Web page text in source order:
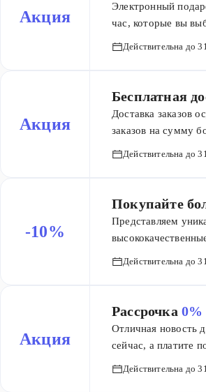
Акция
Электронный
час, которые вы
Действительна до
Акция
Бесплатная
Доставка заказов
заказов на сумму
Действительна до
-10%
Покупайте
Представляем
Действительна до
Акция
Рассрочка 0%
Отличная новость
сейчас, а платите
Действительна до